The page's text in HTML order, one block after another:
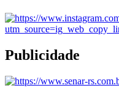
Publicidade